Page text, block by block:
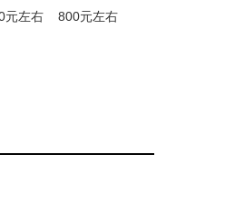
元左右
800元左右